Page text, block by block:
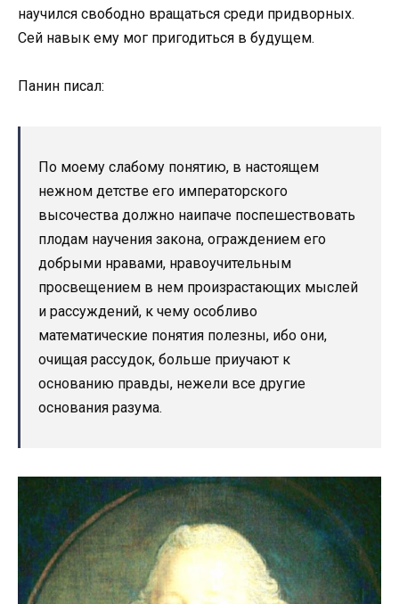
научился свободно вращаться среди придворных.
Сей навык ему мог пригодиться в будущем.
Панин писал:
По моему слабому понятию, в настоящем
нежном детстве его императорского
высочества должно наипаче поспешествовать
плодам научения закона, ограждением его
добрыми нравами, нравоучительным
просвещением в нем произрастающих мыслей
и рассуждений, к чему особливо
математические понятия полезны, ибо они,
очищая рассудок, больше приучают к
основанию правды, нежели все другие
основания разума.